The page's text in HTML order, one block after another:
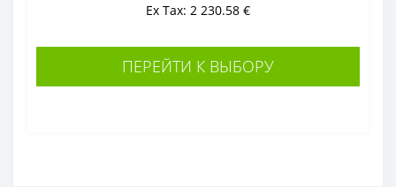
Ex Tax: 2 230.58 €
ПЕРЕЙТИ К ВЫБОРУ